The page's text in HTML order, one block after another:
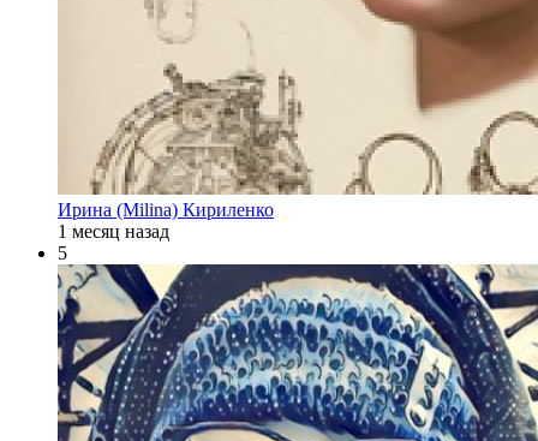
Ирина (Milina) Кириленко
1 месяц назад
5